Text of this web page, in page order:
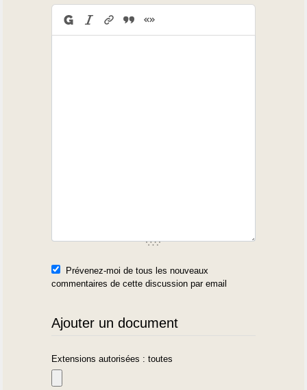
Prévenez-moi de tous les nouveaux
commentaires de cette discussion par email
Ajouter un document
Extensions autorisées : toutes